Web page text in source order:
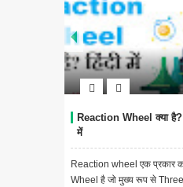
Reaction Wheel क्या है?
में
Reaction wheel एक प्रकार
Wheel है जो मुख्य रूप से